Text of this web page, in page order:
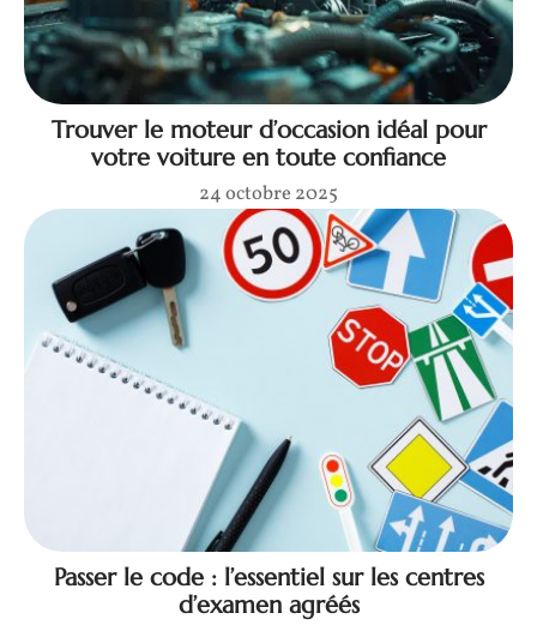
Trouver le moteur d’occasion idéal pour
votre voiture en toute confiance
24 octobre 2025
Passer le code : l’essentiel sur les centres
d’examen agréés